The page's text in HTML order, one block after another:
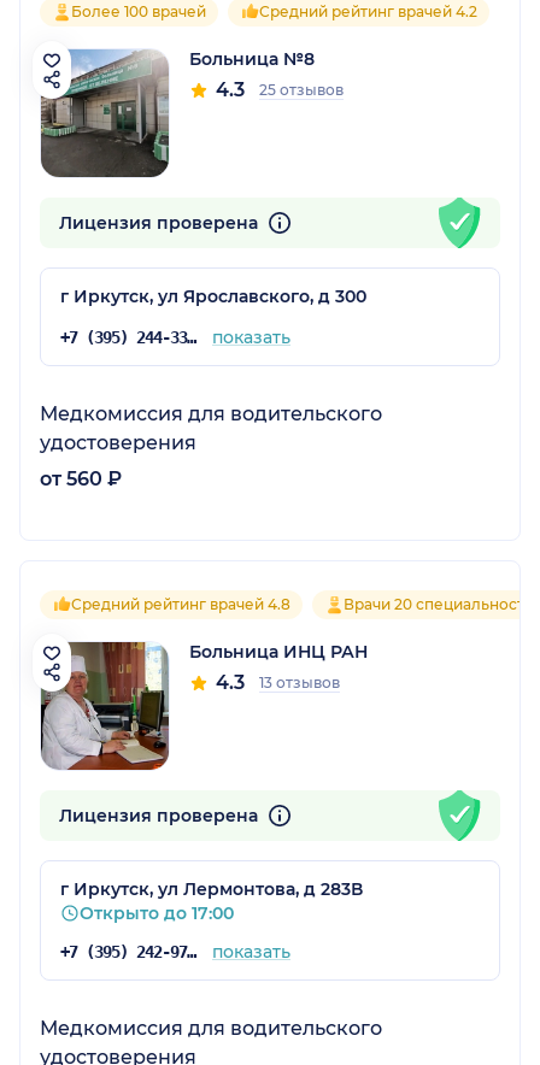
Более 100 врачей Средний рейтинг врачей 4.2
Больница №8
4.3 25 отзывов
Лицензия проверена
г Иркутск, ул Ярославского, д 300
+7 (395) 244-33-24 показать
Медкомиссия для водительского
удостоверения
от 560 ₽
Средний рейтинг врачей 4.8 Врачи 20
Больница ИНЦ РАН
4.3 13 отзывов
Лицензия проверена
г Иркутск, ул Лермонтова, д 283В
Открыто до 17:00
+7 (395) 242-97-10 показать
Медкомиссия для водительского
удостоверения